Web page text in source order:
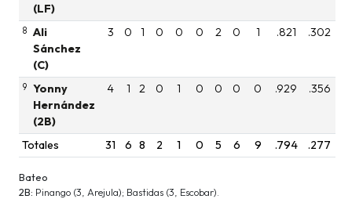
(LF)
8
Ali
Sánchez
(C)
3 0 1 0 0 0 2 0 1 .821 .302
9
Yonny
Hernández
(2B)
4 1 2 0 1 0 0 0 0 .929 .356
Totales 31 6 8 2 1 0 5 6 9 .794 .277
Bateo
2B: Pinango (3, Arejula); Bastidas (3, Escobar).